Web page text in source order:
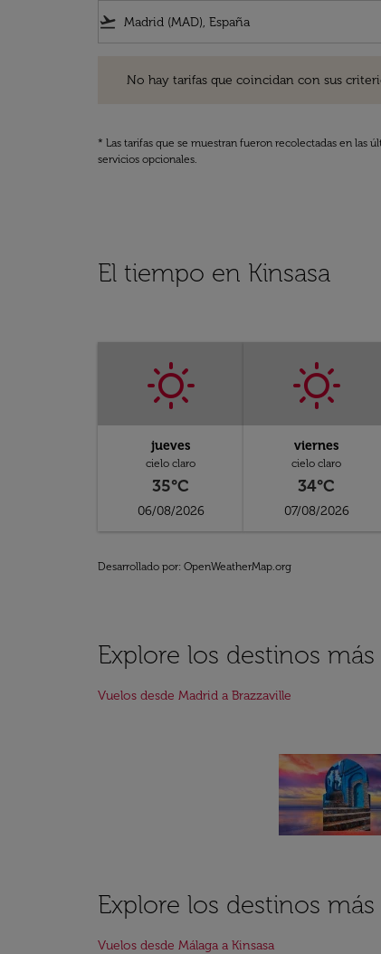
flight_takeoff
No hay tarifas que coincidan con sus
* Las tarifas que se muestran fueron recolectadas en las
servicios opcionales.
El tiempo en Kinsasa
jueves
cielo claro
35°C
06/08/2026
viernes
cielo claro
34°C
07/08/2026
Desarrollado por: OpenWeatherMap.org
Explore los destinos
Vuelos desde Madrid a Brazzaville
Explore los destinos
Vuelos desde Málaga a Kinsasa